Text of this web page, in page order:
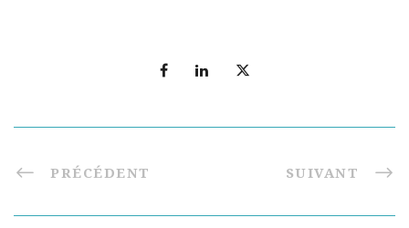
PRÉCÉDENT SUIVANT